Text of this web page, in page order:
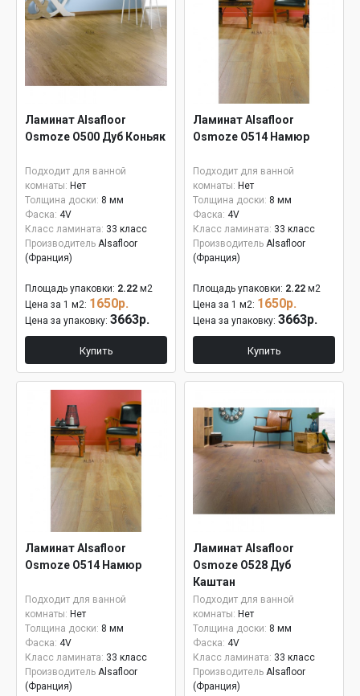
Ламинат Alsafloor
Osmoze O500 Дуб Коньяк
Подходит для ванной
комнаты: Нет
Толщина доски: 8 мм
Фаска: 4V
Класс ламината: 33 класс
Производитель Alsafloor
(Франция)
Площадь упаковки: 2.22 м2
Цена за 1 м2: 1650р.
Цена за упаковку: 3663р.
Купить
Ламинат Alsafloor
Osmoze O514 Намюр
Подходит для ванной
комнаты: Нет
Толщина доски: 8 мм
Фаска: 4V
Класс ламината: 33 класс
Производитель Alsafloor
(Франция)
Площадь упаковки: 2.22 м2
Цена за 1 м2: 1650р.
Цена за упаковку: 3663р.
Купить
Ламинат Alsafloor
Osmoze O514 Намюр
Подходит для ванной
комнаты: Нет
Толщина доски: 8 мм
Фаска: 4V
Класс ламината: 33 класс
Производитель Alsafloor
(Франция)
Ламинат Alsafloor
Osmoze O528 Дуб
Каштан
Подходит для ванной
комнаты: Нет
Толщина доски: 8 мм
Фаска: 4V
Класс ламината: 33 класс
Производитель Alsafloor
(Франция)